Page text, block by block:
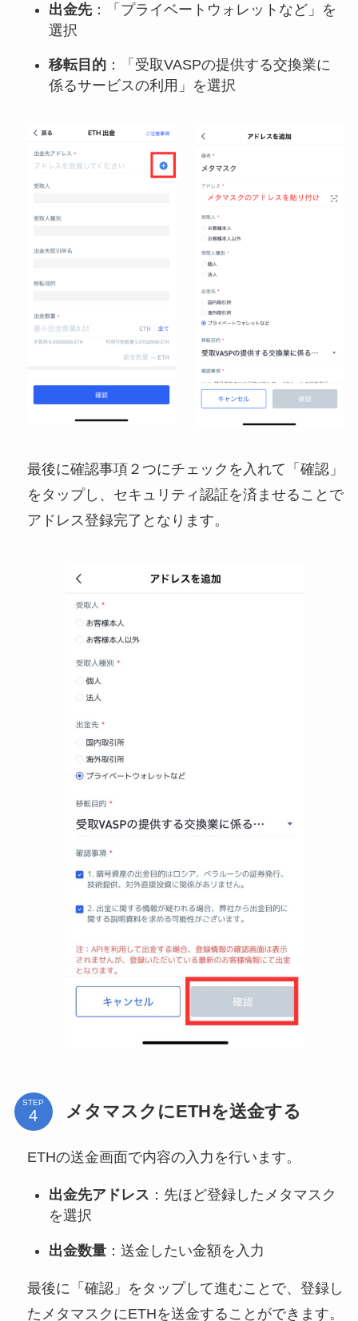
出金先：「プライベートウォレットなど」を
選択
移転目的：「受取VASPの提供する交換業に
係るサービスの利用」を選択
最後に確認事項２つにチェックを入れて「確認」
をタップし、セキュリティ認証を済ませることで
アドレス登録完了となります。
STEP メタマスクにETHを送金する
ETHの送金画面で内容の入力を行います。
出金先アドレス ：先ほど登録したメタマスク
を選択
出金数量：送金したい金額を入力
最後に「確認」をタップして進むことで、登録し
たメタマスクにETHを送金することができます。